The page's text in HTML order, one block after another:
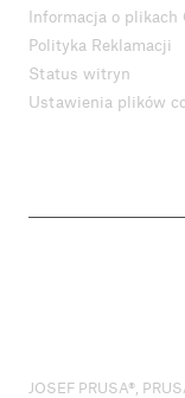
Informacja o plikach
Polityka Reklamacji
Status witryn
Ustawienia plików
JOSEF PRUSA®,